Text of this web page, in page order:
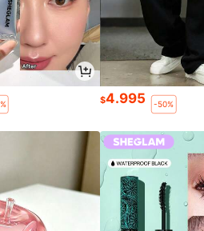
$4.995 -50%